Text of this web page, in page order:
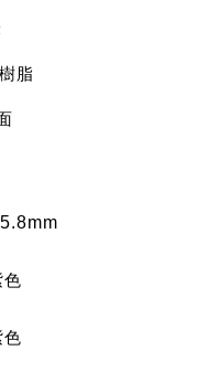
脂
色
色